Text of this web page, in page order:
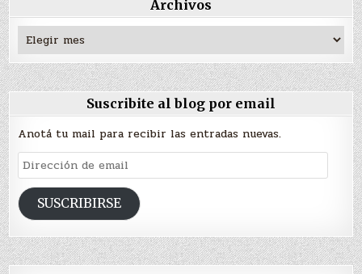
Archivos
Archivos
Suscribite al blog por email
Anotá tu mail para recibir las entradas nuevas.
Dirección
de
emailSUSCRIBIRSE